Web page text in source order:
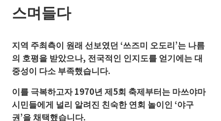
스며들다
지역 주최측이 원래 선보였던 ‘쓰즈미 오도리’는 나름
의 호평을 받았으나, 전국적인 인지도를 얻기에는 대
중성이 다소 부족했습니다.
이를 극복하고자 1970년 제5회 축제부터는 마쓰야마
시민들에게 널리 알려진 친숙한 연회 놀이인 ‘야구
권’을 채택했습니다.